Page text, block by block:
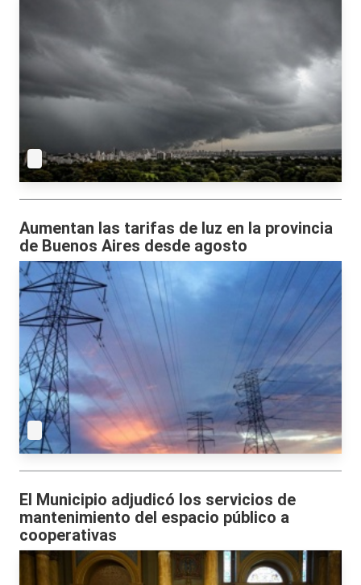
Aumentan las tarifas de luz en la provincia
de Buenos Aires desde agosto
El Municipio adjudicó los servicios de
mantenimiento del espacio público a
cooperativas